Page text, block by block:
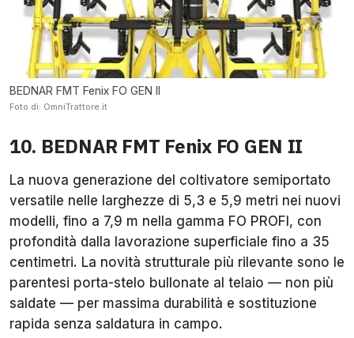
BEDNAR FMT Fenix FO GEN II
Foto di: OmniTrattore.it
10. BEDNAR FMT Fenix FO GEN II
La nuova generazione del coltivatore semiportato
versatile nelle larghezze di 5,3 e 5,9 metri nei nuovi
modelli, fino a 7,9 m nella gamma FO PROFI, con
profondità dalla lavorazione superficiale fino a 35
centimetri. La novità strutturale più rilevante sono le
parentesi porta-stelo bullonate al telaio — non più
saldate — per massima durabilità e sostituzione
rapida senza saldatura in campo.